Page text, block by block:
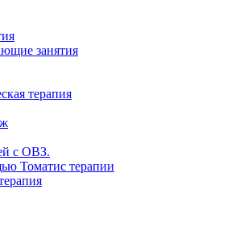
занятия
терапия
с ОВЗ.
Томатис терапии